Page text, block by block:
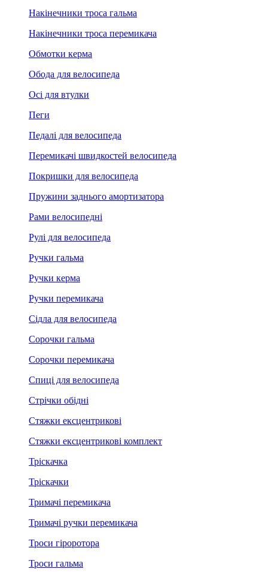
Накінечники троса гальма
Накінечники троса перемикача
Обмотки керма
Обода для велосипеда
Осі для втулки
Пеги
Педалі для велосипеда
Перемикачі швидкостей велосипеда
Покришки для велосипеда
Пружини заднього амортизатора
Рами велосипедні
Рулі для велосипеда
Ручки гальма
Ручки керма
Ручки перемикача
Сідла для велосипеда
Сорочки гальма
Сорочки перемикача
Спиці для велосипеда
Стрічки обідні
Стяжки ексцентрикові
Стяжки ексцентрикові комплект
Тріскачка
Тріскачки
Тримачі перемикача
Тримачі ручки перемикача
Троси гіроротора
Троси гальма